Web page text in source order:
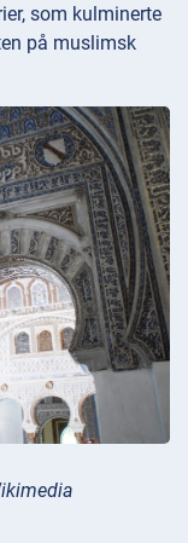
som kulminerte
på muslimsk